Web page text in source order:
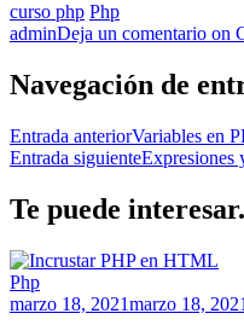
curso php Php
adminDeja un comentario on
Navegación de
Entrada anteriorVariables en
Entrada siguienteExpresiones
Te puede
Php
marzo 18, 2021marzo 18, 2021